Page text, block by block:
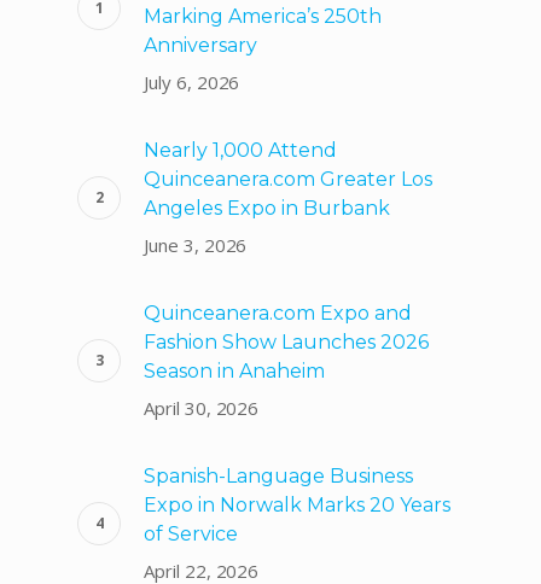
Marking America’s 250th
Anniversary
July 6, 2026
Nearly 1,000 Attend
Quinceanera.com Greater Los
Angeles Expo in Burbank
June 3, 2026
Quinceanera.com Expo and
Fashion Show Launches 2026
Season in Anaheim
April 30, 2026
Spanish-Language Business
Expo in Norwalk Marks 20 Years
of Service
April 22, 2026